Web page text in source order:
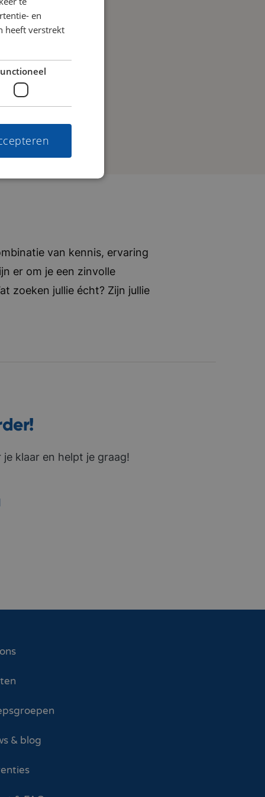
van kennis, ervaring
er om je een zinvolle
zoeken jullie écht? Zijn jullie
klaar en helpt je graag!
& blog
en
heeft verstrekt